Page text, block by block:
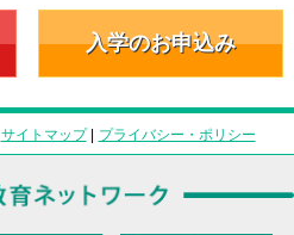
入学のお申込み
サイトマップ| プライバシー・ポリシー